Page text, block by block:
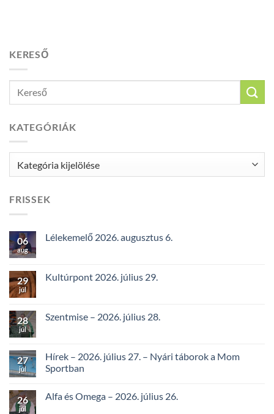
KERESŐ
KATEGÓRIÁK
FRISSEK
06
aug
Lélekemelő 2026. augusztus 6.
29
júl
Kultúrpont 2026. július 29.
28
júl
Szentmise – 2026. július 28.
27
júl
Hírek – 2026. július 27. – Nyári táborok a Mom
Sportban
26
júl
Alfa és Omega – 2026. július 26.